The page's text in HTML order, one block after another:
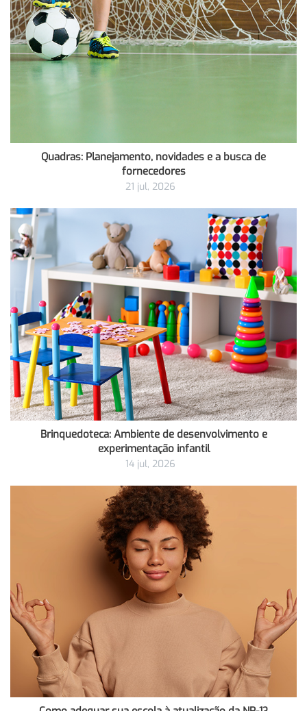
Quadras: Planejamento, novidades e a busca de
fornecedores
21 jul, 2026
Brinquedoteca: Ambiente de desenvolvimento e
experimentação infantil
14 jul, 2026